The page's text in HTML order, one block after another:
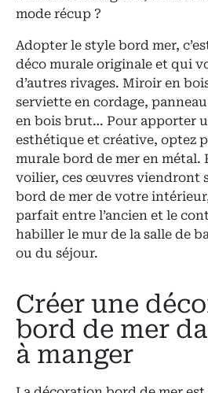
mode récup ?
Adopter le style bord mer,
déco murale originale et qui
d’autres rivages. Miroir en
serviette en cordage,
en bois brut… Pour apporter
esthétique et créative, optez
murale bord de mer en métal.
voilier, ces œuvres viendront
bord de mer de votre
parfait entre l’ancien et le
habiller le mur de la salle de
ou du séjour.
Créer une
bord de mer
à manger